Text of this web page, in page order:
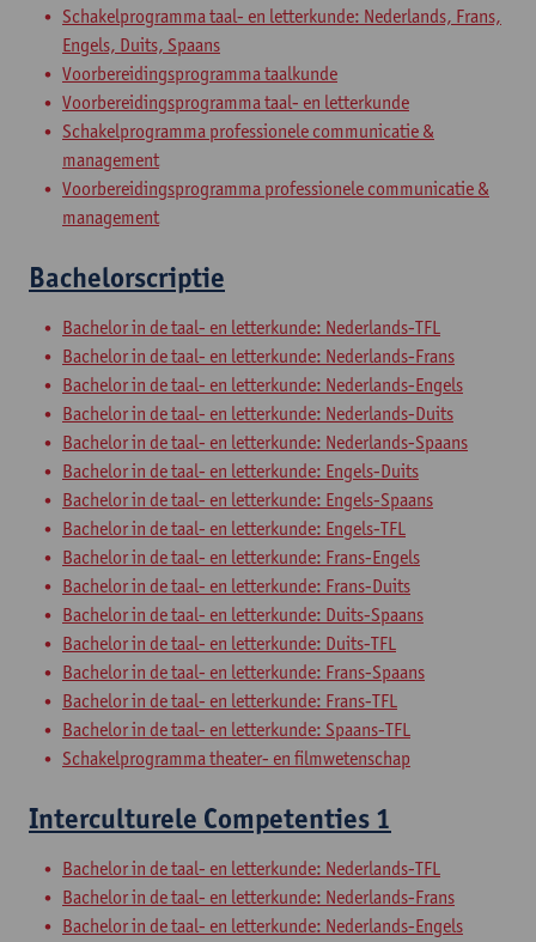
Schakelprogramma taal- en letterkunde: Nederlands, Frans,
Engels, Duits, Spaans
Voorbereidingsprogramma taalkunde
Voorbereidingsprogramma taal- en letterkunde
Schakelprogramma professionele communicatie &
management
Voorbereidingsprogramma professionele communicatie &
management
Bachelorscriptie
Bachelor in de taal- en letterkunde: Nederlands-TFL
Bachelor in de taal- en letterkunde: Nederlands-Frans
Bachelor in de taal- en letterkunde: Nederlands-Engels
Bachelor in de taal- en letterkunde: Nederlands-Duits
Bachelor in de taal- en letterkunde: Nederlands-Spaans
Bachelor in de taal- en letterkunde: Engels-Duits
Bachelor in de taal- en letterkunde: Engels-Spaans
Bachelor in de taal- en letterkunde: Engels-TFL
Bachelor in de taal- en letterkunde: Frans-Engels
Bachelor in de taal- en letterkunde: Frans-Duits
Bachelor in de taal- en letterkunde: Duits-Spaans
Bachelor in de taal- en letterkunde: Duits-TFL
Bachelor in de taal- en letterkunde: Frans-Spaans
Bachelor in de taal- en letterkunde: Frans-TFL
Bachelor in de taal- en letterkunde: Spaans-TFL
Schakelprogramma theater- en filmwetenschap
Interculturele Competenties 1
Bachelor in de taal- en letterkunde: Nederlands-TFL
Bachelor in de taal- en letterkunde: Nederlands-Frans
Bachelor in de taal- en letterkunde: Nederlands-Engels